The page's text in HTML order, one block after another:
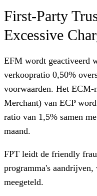
First-Party
Excessive
EFM wordt geactiveerd
verkoopratio 0,50%
voorwaarden. Het ECM-
Merchant) van ECP
ratio van 1,5% samen
maand.
FPT leidt de friendly
programma's
meegeteld.